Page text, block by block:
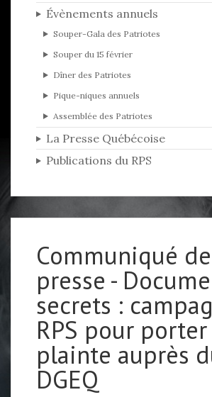
Évènements annuels
Souper-Gala des Patriotes
Souper du 15 février
Dîner des Patriotes
Pique-niques annuels
Assemblée des Patriotes
La Presse Québécoise
Publications du RPS
Communiqué de
presse -
secrets :
RPS pour porter
plainte auprès
DGEQ